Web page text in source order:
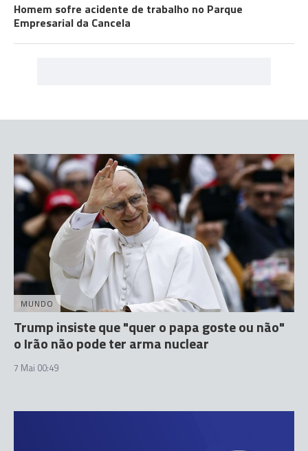
Homem sofre acidente de trabalho no Parque
Empresarial da Cancela
MUNDO
Trump insiste que "quer o papa goste ou não"
o Irão não pode ter arma nuclear
7 Mai 00:49